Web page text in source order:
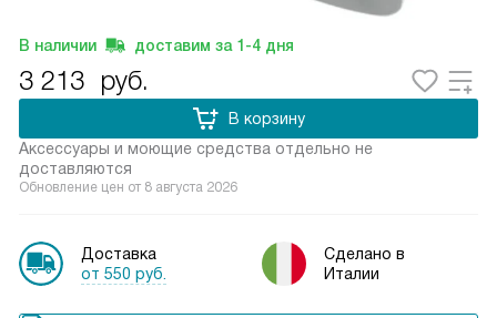
В наличии доставим за 1-4 дня
3 213 руб.
Аксессуары и моющие средства отдельно не
доставляются
В корзину
Обновление цен от 8 августа 2026
Доставка
от 550 руб.
Сделано в
Италии